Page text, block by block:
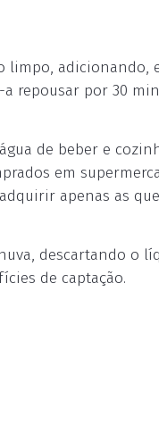
adicionando,
repousar por 30
de beber e
em
apenas as
descartando o
de captação.